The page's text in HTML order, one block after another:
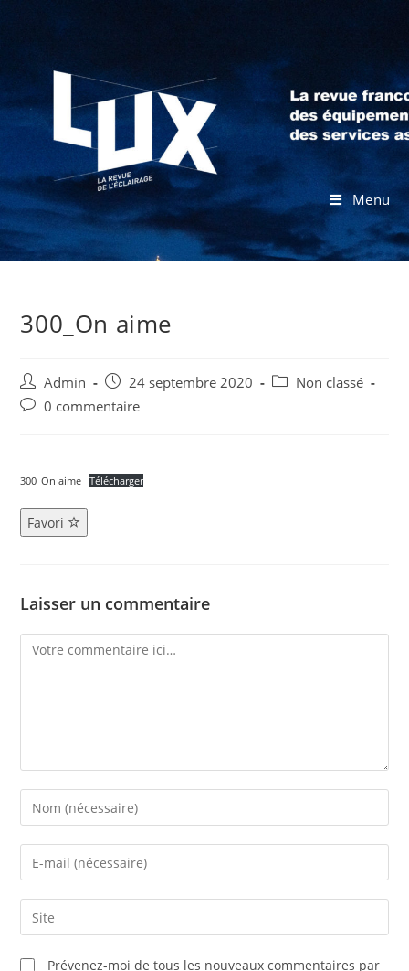
Menu
300_On aime
Admin 24 septembre 2020
Non classé
0 commentaire
300_On aime Télécharger
Favori
Laisser un commentaire
Prévenez-moi de tous les nouveaux commentaires par